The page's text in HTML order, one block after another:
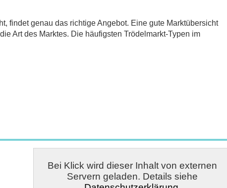
findet genau das richtige Angebot. Eine gute Marktübersicht
Art des Marktes. Die häufigsten Trödelmarkt-Typen im
Bei Klick wird dieser Inhalt von externen
Servern geladen. Details siehe